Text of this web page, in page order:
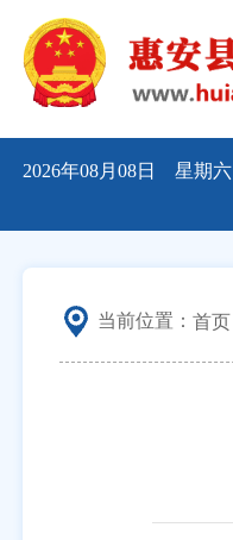
2026年08月08日 星期六
当前位置： 首页